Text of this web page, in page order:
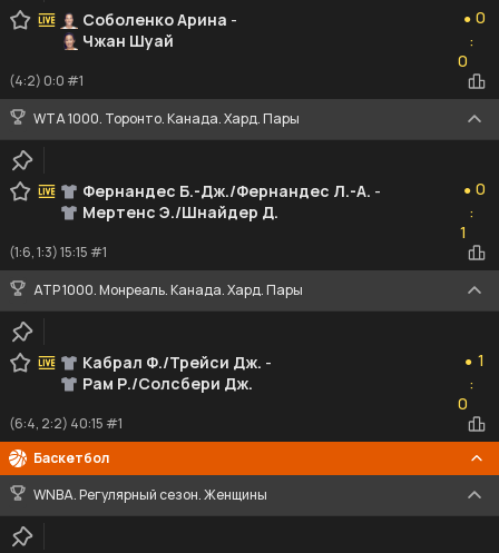
Соболенко Арина -
Чжан Шуай
● 0
:
0
(4:2) 0:0 #1
WTA 1000. Торонто. Канада. Хард. Пары
Фернандес Б.-Дж./Фернандес Л.-А. -
Мертенс Э./Шнайдер Д.
● 0
:
1
(1:6, 1:3) 15:15 #1
ATP 1000. Монреаль. Канада. Хард. Пары
Кабрал Ф./Трейси Дж. -
Рам Р./Солсбери Дж.
● 1
:
0
(6:4, 2:2) 40:15 #1
Баскетбол
WNBA. Регулярный сезон. Женщины